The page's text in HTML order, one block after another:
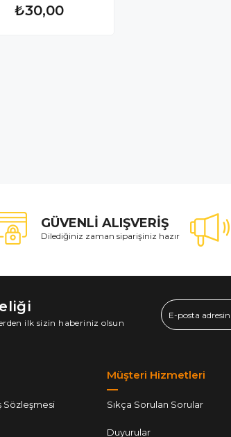
₺30,00
GÜVENLİ ALIŞVERİŞ
Dilediğiniz zaman siparişiniz hazır
ilk sizin haberiniz olsun
Sözleşmesi
Müşteri Hizmetleri
Sıkça Sorulan Sorular
Duyurular